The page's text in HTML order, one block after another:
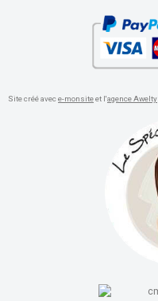
Site créé avece-monsiteet l'agence Awelty